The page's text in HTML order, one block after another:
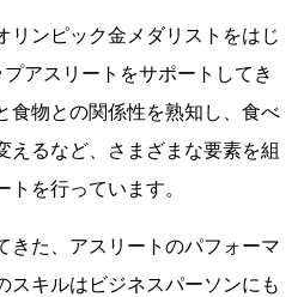
リンピック金メダリストをはじ
アスリートをサポートしてき
食物との関係性を熟知し、食べ
えるなど、さまざまな要素を組
を行っています。
きた、アスリートのパフォーマ
スキルはビジネスパーソンにも